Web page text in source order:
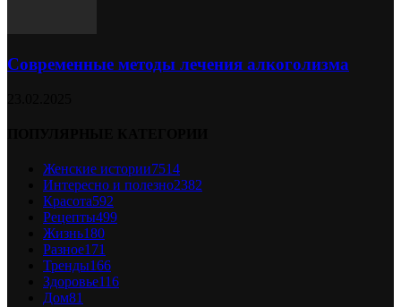
Современные методы лечения алкоголизма
Женские истории7514
Интересно и полезно2382
Красота592
Рецепты499
Жизнь180
Разное171
Тренды166
Здоровье116
Дом81